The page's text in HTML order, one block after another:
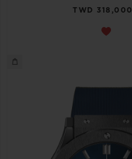
TWD 318,000